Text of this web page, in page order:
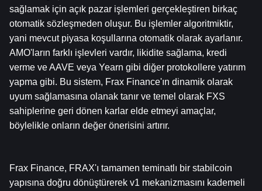
sağlamak için açık pazar işlemleri gerçekleştiren birkaç
otomatik sözleşmeden oluşur. Bu işlemler algoritmiktir,
yani mevcut piyasa koşullarına otomatik olarak ayarlanır.
AMO'ların farklı işlevleri vardır, likidite sağlama, kredi
verme ve AAVE veya Yearn gibi diğer protokollere yatırım
yapma gibi. Bu sistem, Frax Finance'ın dinamik olarak
uyum sağlamasına olanak tanır ve temel olarak FXS
sahiplerine geri dönen karlar elde etmeyi amaçlar,
böylelikle onların değer önerisini artırır.
Frax Finance, FRAX'ı tamamen teminatlı bir stabilcoin
yapısına doğru dönüştürerek v1 mekanizmasını kademeli